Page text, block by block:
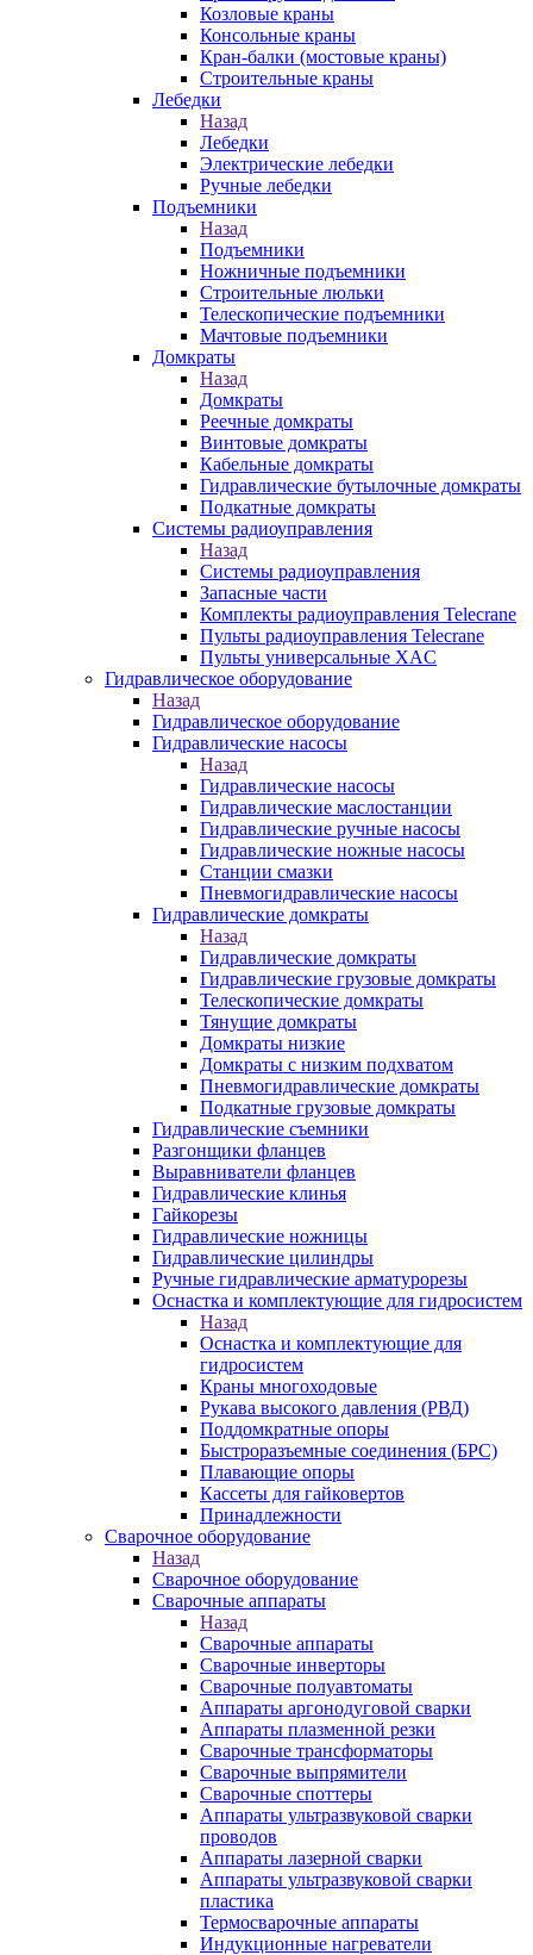
Козловые краны
Консольные краны
Кран-балки (мостовые краны)
Строительные краны
Лебедки
Назад
Лебедки
Электрические лебедки
Ручные лебедки
Подъемники
Назад
Подъемники
Ножничные подъемники
Строительные люльки
Телескопические подъемники
Мачтовые подъемники
Домкраты
Назад
Домкраты
Реечные домкраты
Винтовые домкраты
Кабельные домкраты
Гидравлические бутылочные домкраты
Подкатные домкраты
Системы радиоуправления
Назад
Системы радиоуправления
Запасные части
Комплекты радиоуправления Telecrane
Пульты радиоуправления Telecrane
Пульты универсальные XAC
Гидравлическое оборудование
Назад
Гидравлическое оборудование
Гидравлические насосы
Назад
Гидравлические насосы
Гидравлические маслостанции
Гидравлические ручные насосы
Гидравлические ножные насосы
Станции смазки
Пневмогидравлические насосы
Гидравлические домкраты
Назад
Гидравлические домкраты
Гидравлические грузовые домкраты
Телескопические домкраты
Тянущие домкраты
Домкраты низкие
Домкраты с низким подхватом
Пневмогидравлические домкраты
Подкатные грузовые домкраты
Гидравлические съемники
Разгонщики фланцев
Выравниватели фланцев
Гидравлические клинья
Гайкорезы
Гидравлические ножницы
Гидравлические цилиндры
Ручные гидравлические арматурорезы
Оснастка и комплектующие для гидросистем
Назад
Оснастка и комплектующие для
гидросистем
Краны многоходовые
Рукава высокого давления (РВД)
Поддомкратные опоры
Быстроразъемные соединения (БРС)
Плавающие опоры
Кассеты для гайковертов
Принадлежности
Сварочное оборудование
Назад
Сварочное оборудование
Сварочные аппараты
Назад
Сварочные аппараты
Сварочные инверторы
Сварочные полуавтоматы
Аппараты аргонодуговой сварки
Аппараты плазменной резки
Сварочные трансформаторы
Сварочные выпрямители
Сварочные споттеры
Аппараты ультразвуковой сварки
проводов
Аппараты лазерной сварки
Аппараты ультразвуковой сварки
пластика
Термосварочные аппараты
Индукционные нагреватели